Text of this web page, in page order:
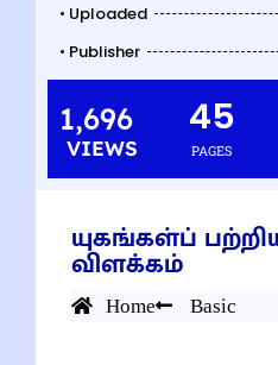
• Uploaded
• Publisher
1,696
VIEWS PAGES
45
யுகங்கள்ப்
விளக்கம்
Home Basic